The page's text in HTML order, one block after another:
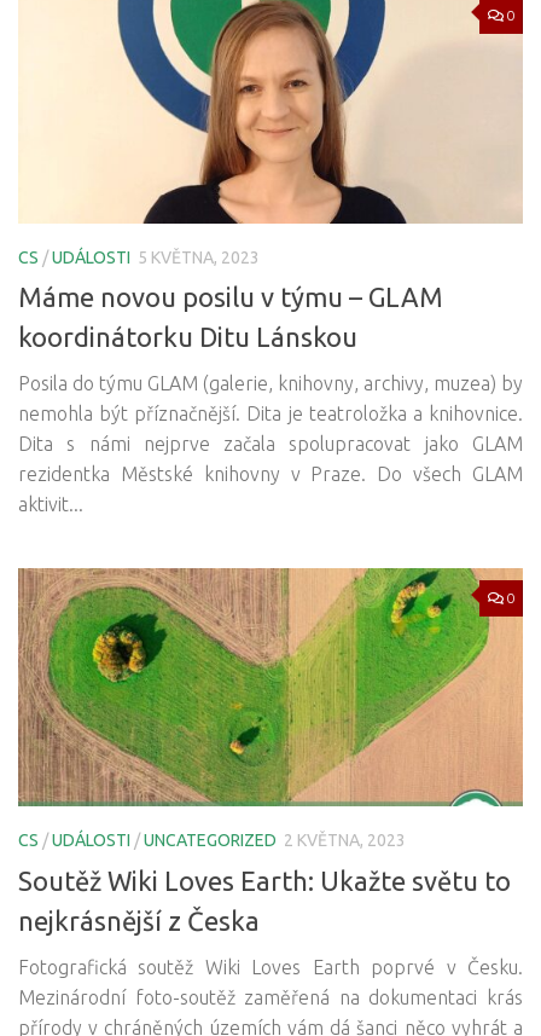
0
CS /UDÁLOSTI 5 KVĚTNA, 2023
Máme novou posilu v týmu – GLAM
koordinátorku Ditu Lánskou
Posila do týmu GLAM (galerie, knihovny, archivy, muzea) by
nemohla být příznačnější. Dita je teatroložka a knihovnice.
Dita s námi nejprve začala spolupracovat jako GLAM
rezidentka Městské knihovny v Praze. Do všech GLAM
aktivit...
0
CS /UDÁLOSTI /UNCATEGORIZED 2 KVĚTNA, 2023
Soutěž Wiki Loves Earth: Ukažte světu to
nejkrásnější z Česka
Fotografická soutěž Wiki Loves Earth poprvé v Česku.
Mezinárodní foto-soutěž zaměřená na dokumentaci krás
přírody v chráněných územích vám dá šanci něco vyhrát a